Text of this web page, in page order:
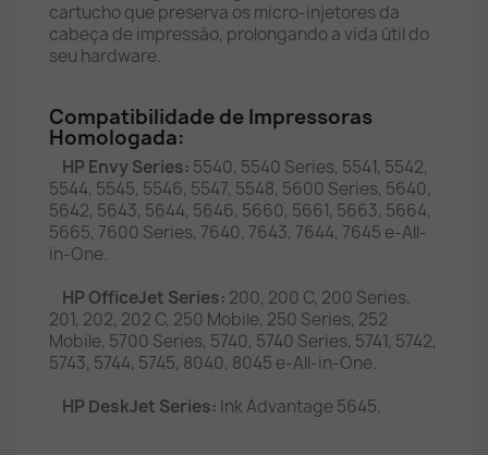
cartucho que preserva os micro-injetores da
cabeça de impressão, prolongando a vida útil do
seu hardware.
Compatibilidade de Impressoras
Homologada:
HP Envy Series: 5540, 5540 Series, 5541, 5542,
5544, 5545, 5546, 5547, 5548, 5600 Series, 5640,
5642, 5643, 5644, 5646, 5660, 5661, 5663, 5664,
5665, 7600 Series, 7640, 7643, 7644, 7645 e-All-
in-One.
HP OfficeJet Series: 200, 200 C, 200 Series,
201, 202, 202 C, 250 Mobile, 250 Series, 252
Mobile, 5700 Series, 5740, 5740 Series, 5741, 5742,
5743, 5744, 5745, 8040, 8045 e-All-in-One.
HP DeskJet Series: Ink Advantage 5645.